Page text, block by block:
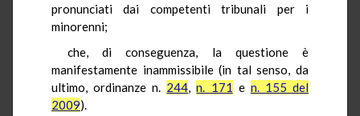
pronunciati dai competenti tribunali per i
minorenni;
che, di conseguenza, la questione è
manifestamente inammissibile (in tal senso, da
ultimo, ordinanze n. 244,n. 171 e n. 155 del
2009).